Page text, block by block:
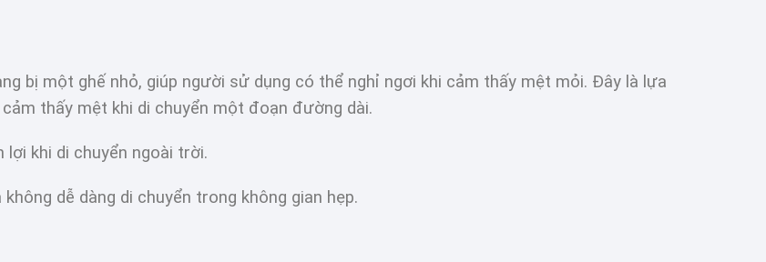
bị một ghế nhỏ, giúp người sử dụng có thể nghỉ ngơi khi cảm thấy mệt mỏi. Đây là lựa
thấy mệt khi di chuyển một đoạn đường dài.
lợi khi di chuyển ngoài trời.
dễ dàng di chuyển trong không gian hẹp.